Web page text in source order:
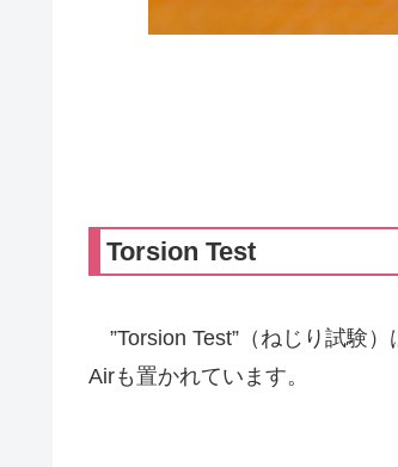
Torsion Test
”Torsion Test”（ねじり試験
Airも置かれています。